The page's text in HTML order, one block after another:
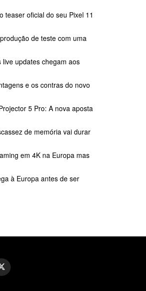
teaser oficial do seu Pixel 11
de teste com uma
updates chegam aos
e os contras do novo
5 Pro: A nova aposta
de memória vai durar
em 4K na Europa mas
à Europa antes de ser